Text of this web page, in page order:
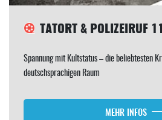
TATORT & POLIZEIRUF
Spannung mit Kultstatus – die beliebtesten
deutschsprachigen Raum
MEHR INFOS